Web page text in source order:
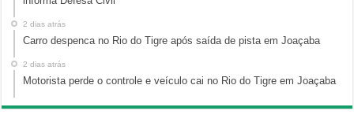
2 dias atrás
Carro despenca no Rio do Tigre após saída de pista em Joaçaba
2 dias atrás
Motorista perde o controle e veículo cai no Rio do Tigre em Joaçaba